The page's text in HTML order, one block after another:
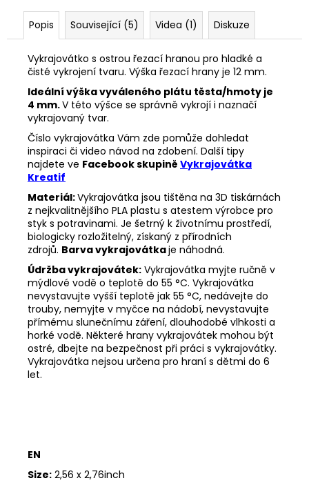
Popis Související (5) Videa (1) Diskuze
Vykrajovátko s ostrou řezací hranou pro hladké a
čisté vykrojení tvaru. Výška řezací hrany je 12 mm.
Ideální výška vyváleného plátu těsta/hmoty je
4 mm.V této výšce se správně vykrojí i naznačí
vykrajovaný tvar.
Číslo vykrajovátka Vám zde pomůže dohledat
inspiraci či video návod na zdobení. Další tipy
najdete ve Facebook skupině Vykrajovátka
Kreatif
Materiál:Vykrajovátka jsou tištěna na 3D tiskárnách
z nejkvalitnějšího PLA plastu s atestem výrobce pro
styk s potravinami. Je šetrný k životnímu prostředí,
biologicky rozložitelný, získaný z přírodních
zdrojů. Barva vykrajovátkaje náhodná.
Údržba vykrajovátek: Vykrajovátka myjte ručně v
mýdlové vodě o teplotě do 55 °C. Vykrajovátka
nevystavujte vyšší teplotě jak 55 °C, nedávejte do
trouby, nemyjte v myčce na nádobí, nevystavujte
přímému slunečnímu záření, dlouhodobé vlhkosti a
horké vodě. Některé hrany vykrajovátek mohou být
ostré, dbejte na bezpečnost při práci s vykrajovátky.
Vykrajovátka nejsou určena pro hraní s dětmi do 6
let.
EN
Size: 2,56 x 2,76inch
SET
#347
74